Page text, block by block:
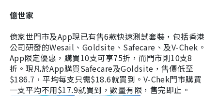
億世家
億家世門市及App現已有售6款快速測試套裝，包括香港
公司研發的Wesail、Goldsite、Safecare、及V-Chek。
App限定優惠，購買10支可享75折，而門市則10支8
折。現凡於App購買Safecare及Goldsite，售價低至
$186.7，平均每支只需$18.6就買到。V-Chek門市購買
一支平均不用$17.9就買到，數量有限，售完即止。